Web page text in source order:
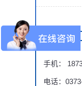
辉县市腾
手机：
电话：